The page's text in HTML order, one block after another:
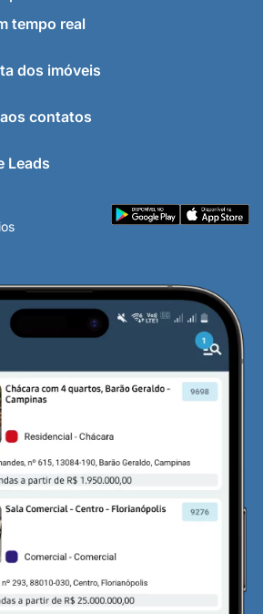
tempo real
dos imóveis
contatos
Leads